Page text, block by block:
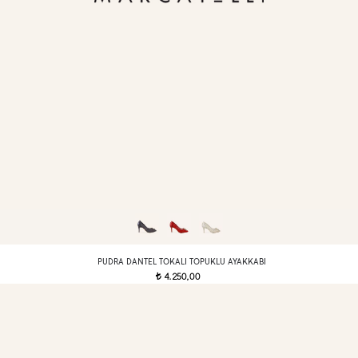
PUDRA DANTEL TOKALI TOPUKLU AYAKKABI
t 4.250,00